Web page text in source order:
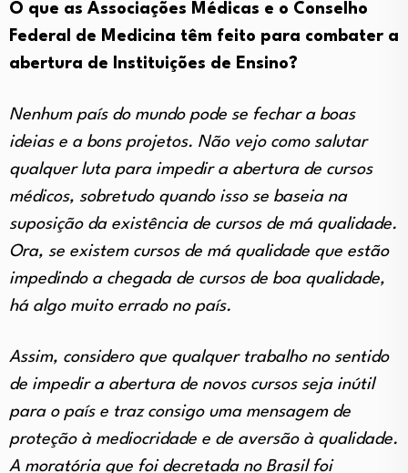
O que as Associações Médicas e o Conselho
Federal de Medicina têm feito para combater a
abertura de Instituições de Ensino?
Nenhum país do mundo pode se fechar a boas
ideias e a bons projetos. Não vejo como salutar
qualquer luta para impedir a abertura de cursos
médicos, sobretudo quando isso se baseia na
suposição da existência de cursos de má qualidade.
Ora, se existem cursos de má qualidade que estão
impedindo a chegada de cursos de boa qualidade,
há algo muito errado no país.
Assim, considero que qualquer trabalho no sentido
de impedir a abertura de novos cursos seja inútil
para o país e traz consigo uma mensagem de
proteção à mediocridade e de aversão à qualidade.
A moratória que foi decretada no Brasil foi